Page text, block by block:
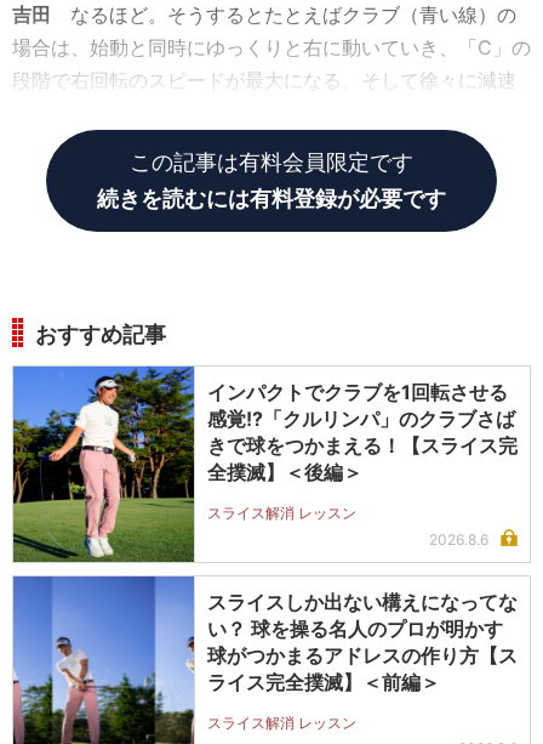
吉田 なるほど。そうするとたとえばクラブ（青い線）の
場合は、始動と同時にゆっくりと右に動いていき、「C」の
段階で右回転のスピードが最大になる。そして徐々に減速
この記事は有料会員限定です
続きを読むには有料登録が必要です
おすすめ記事
インパクトでクラブを1回転させる
感覚!?「クルリンパ」のクラブさば
きで球をつかまえる！【スライス完
全撲滅】＜後編＞
スライス解消 レッスン
2026.8.6
スライスしか出ない構えになってな
い？ 球を操る名人のプロが明かす
球がつかまるアドレスの作り方【ス
ライス完全撲滅】＜前編＞
スライス解消 レッスン